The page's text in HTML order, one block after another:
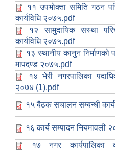
११ उपभोक्ता समिति गठन
कार्यविधि २०७५.pdf
१२ सामुदायिक स‌स्था
कार्यविधि २०७५.pdf
१३ स्थानीय कानुन निर्माणको
मापदण्ड २०७५.pdf
१४‍ भेरी नगरपालिका
२०७४ (1).pdf
१५ बैठक स‌चालन सम्बन्धी
१६ कार्य सम्पादन नियमावली
१७ नगर कार्यपालिका